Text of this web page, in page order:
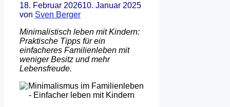
18. Februar 202610. Januar 2025
von Sven Berger
Minimalistisch leben mit Kindern:
Praktische Tipps für ein
einfacheres Familienleben mit
weniger Besitz und mehr
Lebensfreude.